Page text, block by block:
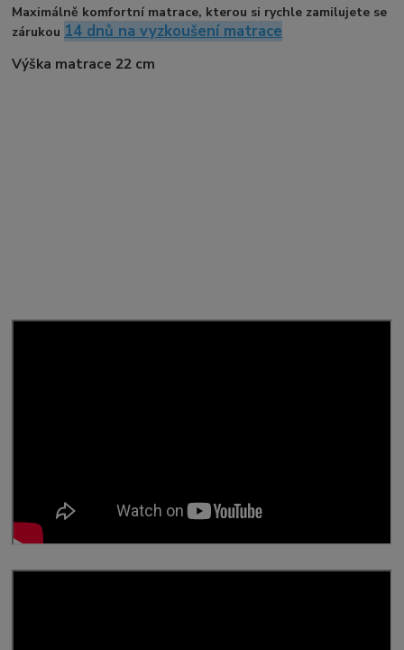
Maximálně komfortní matrace, kterou si rychle zamilujete se
zárukou 14 dnů na vyzkoušení matrace
Výška matrace 22 cm